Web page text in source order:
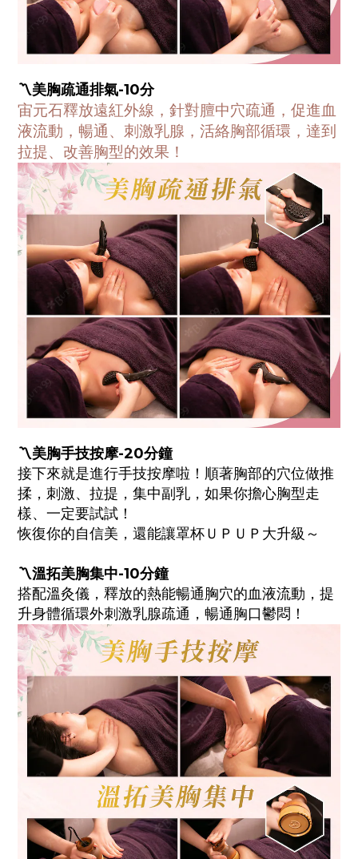
〽️美胸疏通排氣-10分
宙元石釋放遠紅外線，針對膻中穴疏通，促進血
液流動，暢通、刺激乳腺，活絡胸部循環，達到
拉提、改善胸型的效果！
〽️美胸手技按摩-20分鐘
接下來就是進行手技按摩啦！順著胸部的穴位做推
揉，刺激、拉提，集中副乳，如果你擔心胸型走
樣、一定要試試！
恢復你的自信美，還能讓罩杯ＵＰＵＰ大升級～
〽️溫拓美胸集中-10分鐘
搭配溫灸儀，釋放的熱能暢通胸穴的血液流動，提
升身體循環外刺激乳腺疏通，暢通胸口鬱悶！